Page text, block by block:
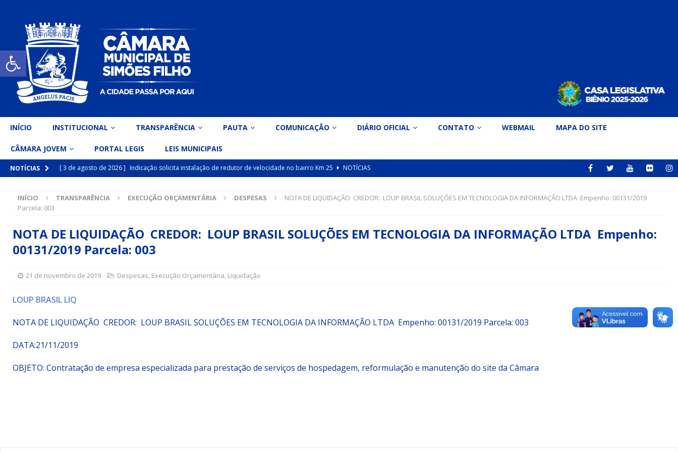
Open toolbar
INÍCIO INSTITUCIONAL TRANSPARÊNCIA PAUTA COMUNICAÇÃO DIÁRIO OFICIAL CONTATO WEBMAIL MAPA DO SITE
CÂMARA JOVEM PORTAL LEGIS LEIS MUNICIPAIS
NOTÍCIAS [ 3 de agosto de 2026 ] Indicação solicita instalação de redutor de velocidade no bairro Km 25
NOTÍCIAS
inclusiva
DESTAQUE
Simões Filho I
DESTAQUE
[ 15 de julho de 2026 ] Vereador Sérgio Glauber apresenta Indicação nº 088/2026 para pavimentação asfáltica em Mapele
INÍCIO TRANSPARÊNCIA EXECUÇÃO ORÇAMENTÁRIA DESPESAS
NOTA DE LIQUIDAÇÃO CREDOR: LOUP BRASIL SOLUÇÕES EM TECNOLOGIA DA INFORMAÇÃO LTDA Empenho: 00131/2019
Parcela: 003
NOTA DE LIQUIDAÇÃO CREDOR: LOUP BRASIL SOLUÇÕES EM TECNOLOGIA DA INFORMAÇÃO LTDA Empenho:
00131/2019 Parcela: 003
21 de novembro de 2019 Despesas, Execução Orçamentária, Liquidação
LOUP BRASIL LIQ
NOTA DE LIQUIDAÇÃO CREDOR: LOUP BRASIL SOLUÇÕES EM TECNOLOGIA DA INFORMAÇÃO LTDA Empenho: 00131/2019 Parcela: 003
DATA:21/11/2019
OBJETO: Contratação de empresa especializada para prestação de serviços de hospedagem, reformulação e manutenção do site da Câmara